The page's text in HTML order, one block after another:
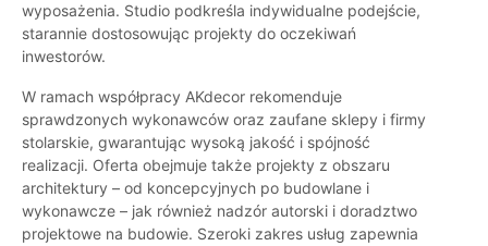
wyposażenia. Studio podkreśla indywidualne podejście,
starannie dostosowując projekty do oczekiwań
inwestorów.
W ramach współpracy AKdecor rekomenduje
sprawdzonych wykonawców oraz zaufane sklepy i firmy
stolarskie, gwarantując wysoką jakość i spójność
realizacji. Oferta obejmuje także projekty z obszaru
architektury – od koncepcyjnych po budowlane i
wykonawcze – jak również nadzór autorski i doradztwo
projektowe na budowie. Szeroki zakres usług zapewnia